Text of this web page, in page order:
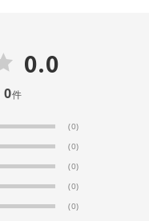
0.0
0件
(0)
(0)
(0)
(0)
(0)